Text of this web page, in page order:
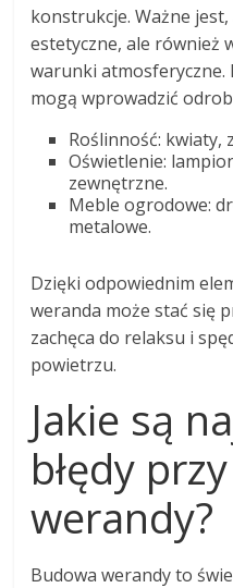
konstrukcje. Ważne
estetyczne, ale również
warunki
mogą wprowadzić
Roślinność: kwiaty,
Oświetlenie:
zewnętrzne.
Meble ogrodowe:
metalowe.
Dzięki odpowiednim
weranda może stać się
zachęca do relaksu i
powietrzu.
Jakie są
błędy
werandy?
Budowa werandy to